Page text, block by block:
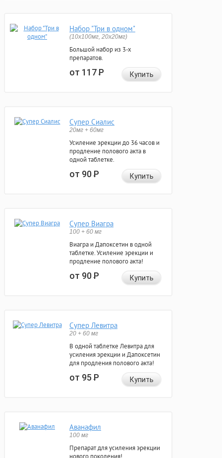
Набор "Три в одном"
(10x100мг, 20x20мг)
Большой набор из 3-х
препаратов.
от 117Р Купить
Супер Сиалис
20мг + 60мг
Усиление эрекции до 36 часов и
продление полового акта в
одной таблетке.
от 90Р Купить
Супер Виагра
100 + 60 мг
Виагра и Дапоксетин в одной
таблетке. Усиление эрекции и
продление полового акта!
от 90Р Купить
Супер Левитра
20 + 60 мг
В одной таблетке Левитра для
усиления эрекции и Дапоксетин
для продления полового акта!
от 95Р Купить
Аванафил
100 мг
Препарат для усиления эрекции